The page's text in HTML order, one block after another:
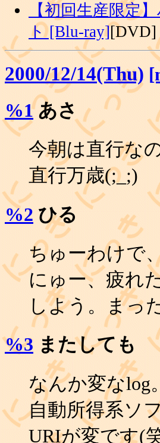
【初回生産限定
ト [Blu-ray][DVD]
2000/12/14(Thu)
%1あさ
今朝は直行な
直行万歳(;_;)
%2 ひる
ちゅーわけで
にゅー、疲れ
しよう。まっ
%3 またしても
なんか変なlog
自動所得系ソ
URIが変です(